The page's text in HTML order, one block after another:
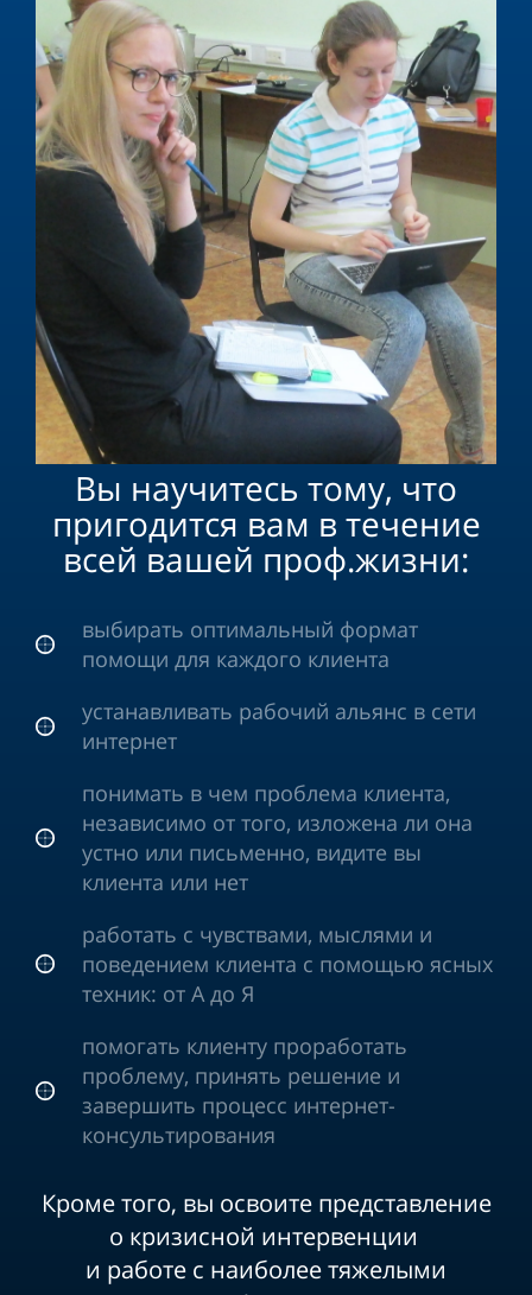
Вы научитесь тому, что
пригодится вам в течение
всей вашей проф.жизни:
выбирать оптимальный формат
помощи для каждого клиента
устанавливать рабочий альянс в сети
интернет
понимать в чем проблема клиента,
независимо от того, изложена ли она
устно или письменно, видите вы
клиента или нет
работать с чувствами, мыслями и
поведением клиента с помощью ясных
техник: от А до Я
помогать клиенту проработать
проблему, принять решение и
завершить процесс интернет-
консультирования
Кроме того, вы освоите представление
о кризисной интервенции
и работе с наиболее тяжелыми